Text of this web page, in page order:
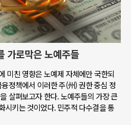
가로막은 노예주들
미친 영향은 노예제 자체에만 국한되
정책에서 이러한 주(州) 권한 중심 정
살펴보고자 한다. 노예주들의 가장 큰
시키는 것이었다. 민주적 다수결을 통